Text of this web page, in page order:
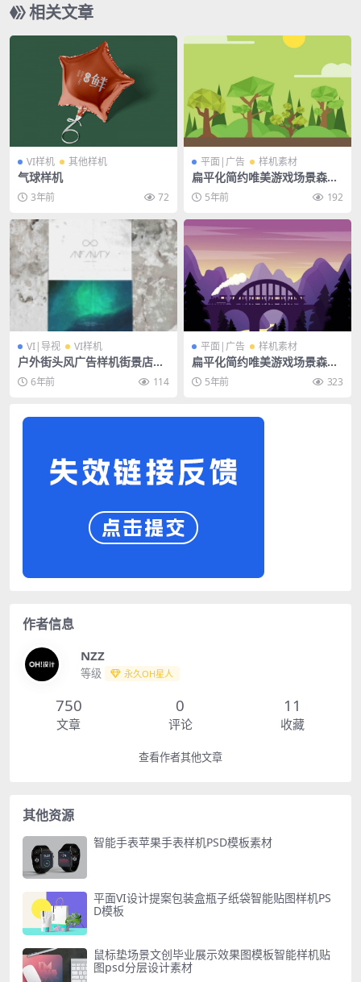
相关文章
VI样机 其他样机
气球样机
3年前 72
平面|广告 样机素材
扁平化简约唯美游戏场景森林
山脉风景插画banner背景素
材 5年前 192
VI|导视 VI样机
户外街头风广告样机街景店铺
海报展览画展样机
6年前 114
平面|广告 样机素材
扁平化简约唯美游戏场景森林
山脉风景插画banner背景素
材 5年前 323
作者信息
NZZ
等级 永久OH星人
750
文章
0
评论
11
收藏
查看作者其他文章
其他资源
智能手表苹果手表样机PSD模板素材
平面VI设计提案包装盒瓶子纸袋智能贴图样机PS
D模板
鼠标垫场景文创毕业展示效果图模板智能样机贴
图psd分层设计素材